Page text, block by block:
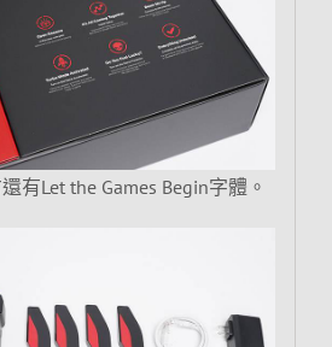
有Let the Games Begin字體。